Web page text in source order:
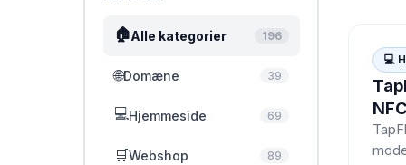
🏠Alle kategorier 196
🌐Domæne 39
💻Hjemmeside 69
🛒Webshop 89
💻
💻